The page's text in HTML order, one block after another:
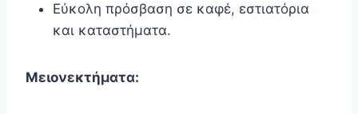
Εύκολη πρόσβαση σε καφέ, εστιατόρια
και καταστήματα.
Μειονεκτήματα: